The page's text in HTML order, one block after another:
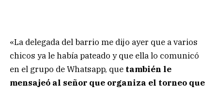
«La delegada del barrio me dijo ayer que a varios
chicos ya le había pateado y que ella lo comunicó
en el grupo de Whatsapp, que también le
mensajeó al señor que organiza el torneo que